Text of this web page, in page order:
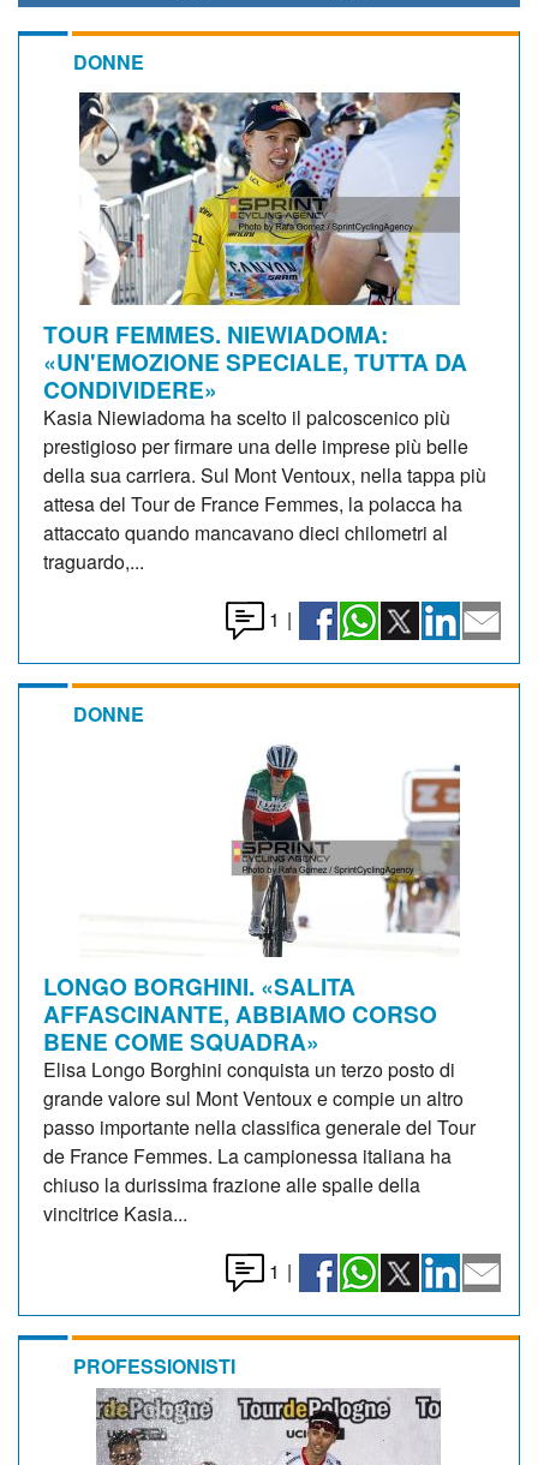
DONNE
TOUR FEMMES. NIEWIADOMA:
«UN'EMOZIONE SPECIALE, TUTTA DA
CONDIVIDERE»
Kasia Niewiadoma ha scelto il palcoscenico più
prestigioso per firmare una delle imprese più belle
della sua carriera. Sul Mont Ventoux, nella tappa più
attesa del Tour de France Femmes, la polacca ha
attaccato quando mancavano dieci chilometri al
traguardo,...
1 |
DONNE
LONGO BORGHINI. «SALITA
AFFASCINANTE, ABBIAMO CORSO
BENE COME SQUADRA»
Elisa Longo Borghini conquista un terzo posto di
grande valore sul Mont Ventoux e compie un altro
passo importante nella classifica generale del Tour
de France Femmes. La campionessa italiana ha
chiuso la durissima frazione alle spalle della
vincitrice Kasia...
1 |
PROFESSIONISTI